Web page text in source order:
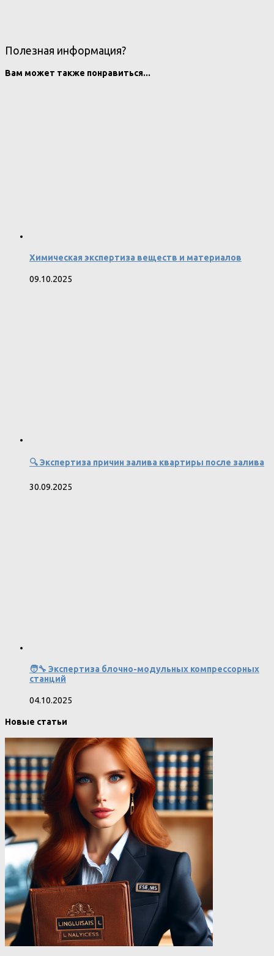
Полезная информация?
Вам может также понравиться...
Химическая экспертиза веществ и материалов
09.10.2025
🔍 Экспертиза причин залива квартиры после залива
30.09.2025
🧑‍🔧 Экспертиза блочно-модульных компрессорных
станций
04.10.2025
Новые статьи